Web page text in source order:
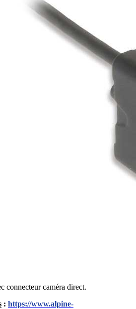
connecteur caméra direct.
: https://www.alpine-